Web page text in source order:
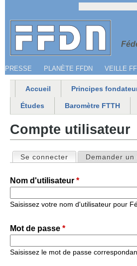
Jump to
Menu secondaire
PRESSE PLANÈTE FFDN VEILLE
Menu principal
Accueil Principes
Études Baromètre FTTH
Compte utilisateur
Onglets principaux
Se connecter (onglet actif)
Demander
Nom d'utilisateur *
Saisissez votre nom d'utilisateur pour
Mot de passe *
Saisissez le mot de passe